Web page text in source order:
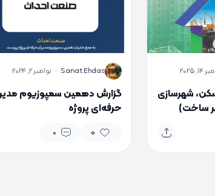
2025
شهرسازی
ساخت)
S
Sanat Ehdas
· نوامبر 2, 2024
گزارش دهمین سمپوزیوم
حرفه‌ای پروژه
0
0